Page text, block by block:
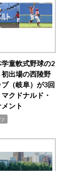
童軟式野球の2
出場の西陵野
（岐阜）が3回
クドナルド・
メント